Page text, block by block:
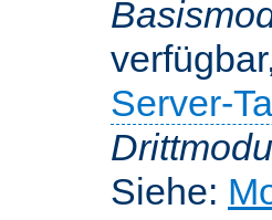
Server-
Siehe: